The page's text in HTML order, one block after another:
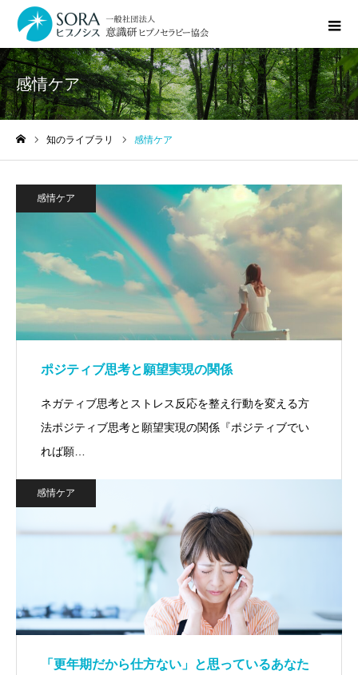
感情ケア
知のライブラリ 感情ケア
感情ケア
ポジティブ思考と願望実現の関係
ネガティブ思考とストレス反応を整え行動を変える方
法ポジティブ思考と願望実現の関係『ポジティブでい
れば願…
感情ケア
「更年期だから仕方ない」と思っているあなた